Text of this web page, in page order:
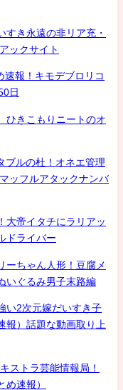
すき永遠の非リア充・
ックサイト
速報！キモデブロリコ
日
きこもりニートのオ
ブルの杜！オネエ管理
ッフルアタックナンバ
大帝イタチにラリアッ
ドライバー
ちゃん人形！豆腐メ
いぐるみ男子末路編
い2次元嫁だいすき子
報）話題な動画取り上
ストラ芸能情報局！
め速報）